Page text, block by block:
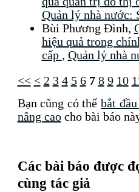
Quản lý nhà nước:
Bùi Phương Đình,
hiệu quả trong
cấp , Quản lý nhà
<< < 2 3 4 5 6 7 8 9 10
Bạn cũng có thể bắt
nâng caocho bài báo
Các bài báo được
cùng tác giả